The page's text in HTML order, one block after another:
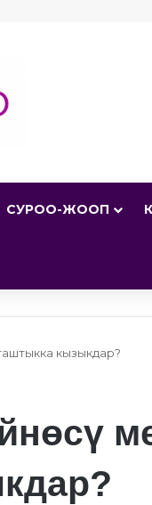
СУРОО-ЖООП
кызыкдар?